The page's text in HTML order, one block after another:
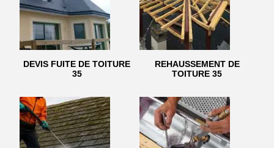
DEVIS FUITE DE TOITURE
35
REHAUSSEMENT DE
TOITURE 35